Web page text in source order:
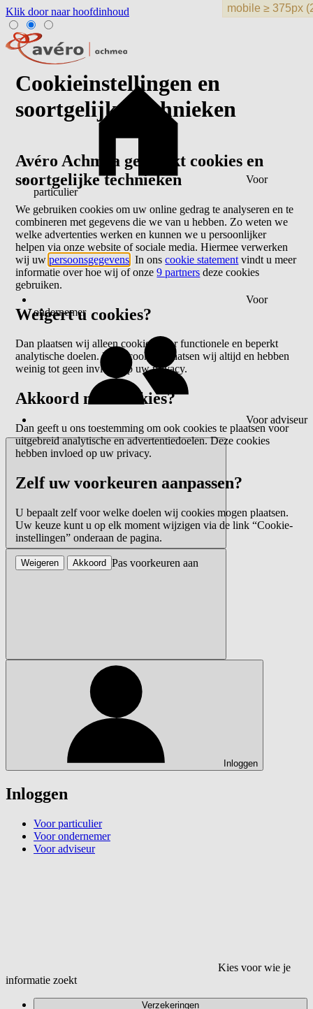
Klik door naar hoofdinhoud
Voor
particulier
Voor
ondernemer
Voor adviseur
Inloggen
Inloggen
Voor particulier
Voor ondernemer
Voor adviseur
Kies voor wie je
informatie zoekt
Verzekeringen
Cookieinstellingen en
soortgelijke technieken
Avéro Achmea gebruikt cookies en
soortgelijke technieken
We gebruiken cookies om uw online gedrag te analyseren en te
combineren met gegevens die we van u hebben. Zo weten we
welke advertenties werken en kunnen we u persoonlijker
helpen via onze website of sociale media. Hiermee verwerken
wij uwpersoonsgegevens . In onscookie statement vindt u meer
informatie over hoe wij of onze9 partners deze cookies
gebruiken.
Weigert u cookies?
Dan plaatsen wij alleen cookies voor functionele en beperkt
analytische doelen. Deze cookies plaatsen wij altijd en hebben
weinig tot geen invloed op uw privacy.
Akkoord met cookies?
Dan geeft u ons toestemming om ook cookies te plaatsen voor
uitgebreid analytische en advertentiedoelen. Deze cookies
hebben invloed op uw privacy.
Zelf uw voorkeuren aanpassen?
U bepaalt zelf voor welke doelen wij cookies mogen plaatsen.
Uw keuze kunt u op elk moment wijzigen via de link “Cookie-
instellingen” onderaan de pagina.
Pas voorkeuren aan
Weigeren Akkoord